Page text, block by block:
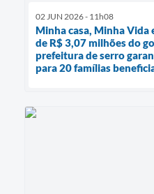
02 JUN 2026 - 11h08
Minha casa, Minha
de R$ 3,07 milhões do
prefeitura de serro
para 20 famílias